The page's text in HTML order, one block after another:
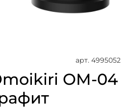
арт. 4995052
OM-04